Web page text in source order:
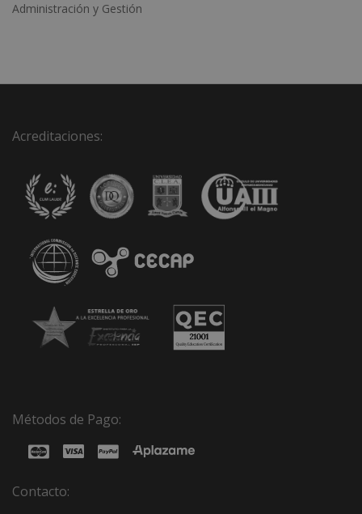
Administración y Gestión
Acreditaciones:
Métodos de Pago:
Contacto: